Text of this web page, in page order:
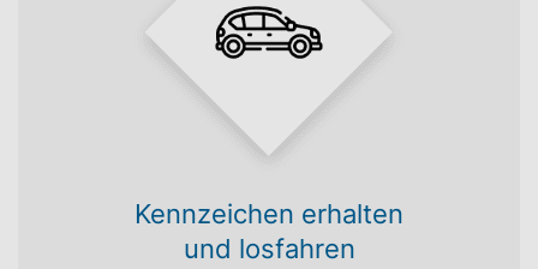
Kennzeichen erhalten
und losfahren